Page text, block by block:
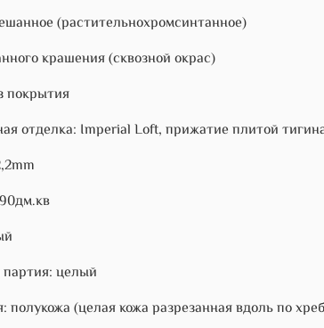
(растительнохромсинтанное)
крашения (сквозной окрас)
покрытия
отделка: Imperial Loft, прижатие плитой
целый
полукожа (целая кожа разрезанная вдоль по